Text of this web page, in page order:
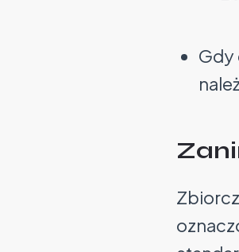
Gdy